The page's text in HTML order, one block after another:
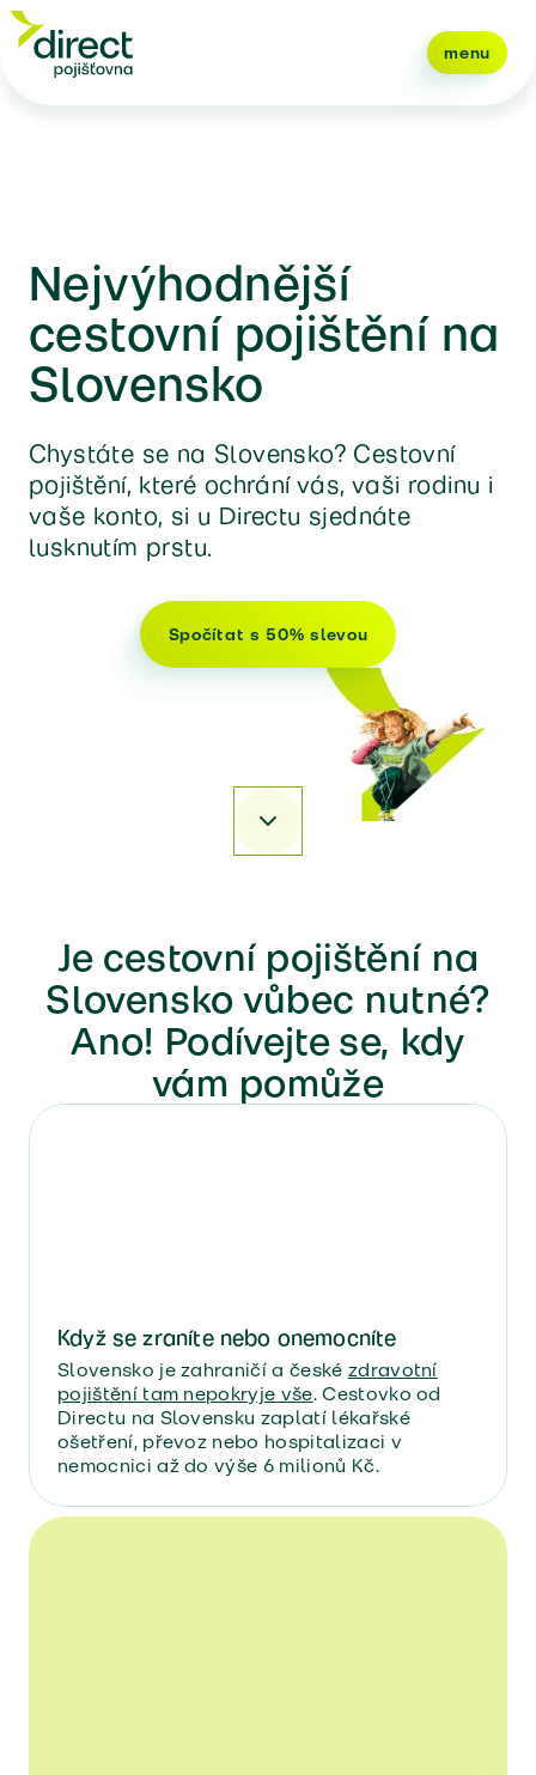
menu
Nejvýhodnější
cestovní pojištění na
Slovensko
Chystáte se na Slovensko? Cestovní
pojištění, které ochrání vás, vaši rodinu i
vaše konto, si u Directu sjednáte
lusknutím prstu.
Spočítat s 50% slevou
Přejít k sekci
Je cestovní pojištění na
Slovensko vůbec nutné?
Ano! Podívejte se, kdy
vám pomůže
Když se zraníte nebo onemocníte
Slovensko je zahraničí a české zdravotní
pojištění tam nepokryje vše. Cestovko od
Directu na Slovensku zaplatí lékařské
ošetření, převoz nebo hospitalizaci v
nemocnici až do výše 6 milionů Kč.